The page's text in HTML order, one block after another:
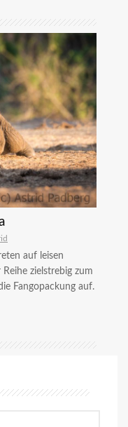
auf leisen
zielstrebig zum
Fangopackung auf.